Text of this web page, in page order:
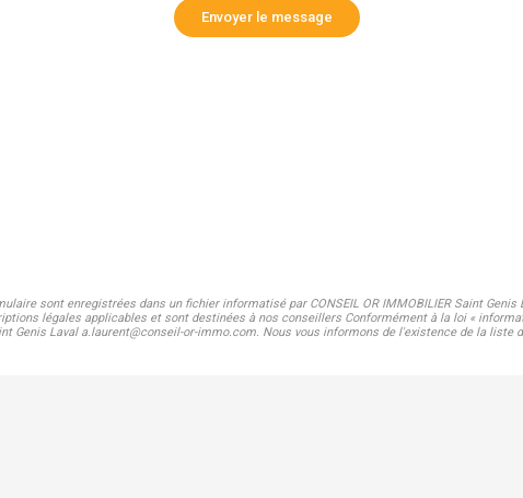
Envoyer le message
sont enregistrées dans un fichier informatisé par CONSEIL OR IMMOBILIER Saint
légales applicables et sont destinées à nos conseillers Conformément à la loi «
Genis Laval a.laurent@conseil-or-immo.com. Nous vous informons de l'existence de la